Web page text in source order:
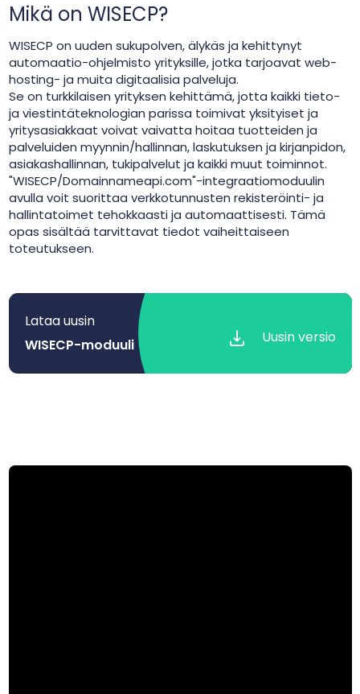
Mikä on WISECP?
WISECP on uuden sukupolven, älykäs ja kehittynyt
automaatio-ohjelmisto yrityksille, jotka tarjoavat web-
hosting- ja muita digitaalisia palveluja.
Se on turkkilaisen yrityksen kehittämä, jotta kaikki tieto-
ja viestintäteknologian parissa toimivat yksityiset ja
yritysasiakkaat voivat vaivatta hoitaa tuotteiden ja
palveluiden myynnin/hallinnan, laskutuksen ja kirjanpidon,
asiakashallinnan, tukipalvelut ja kaikki muut toiminnot.
"WISECP/Domainnameapi.com"-integraatiomoduulin
avulla voit suorittaa verkkotunnusten rekisteröinti- ja
hallintatoimet tehokkaasti ja automaattisesti. Tämä
opas sisältää tarvittavat tiedot vaiheittaiseen
toteutukseen.
Lataa uusin
WISECP-moduuli
Uusin versio